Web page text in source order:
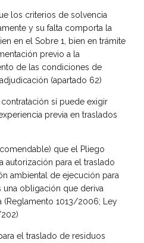
los criterios de solvencia
y su falta comporta la
en el Sobre 1, bien en trámite
previo a la
de las condiciones de
(apartado 62)
sí puede exigir
previa en traslados
que el Pliego
autorización para el traslado
ambiental de ejecución para
una obligación que deriva
(Reglamento 1013/2006; Ley
el traslado de residuos